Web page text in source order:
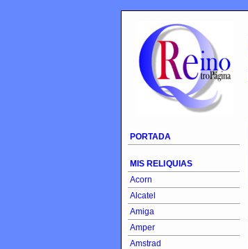
PORTADA
MIS RELIQUIAS
Acorn
Alcatel
Amiga
Amper
Amstrad